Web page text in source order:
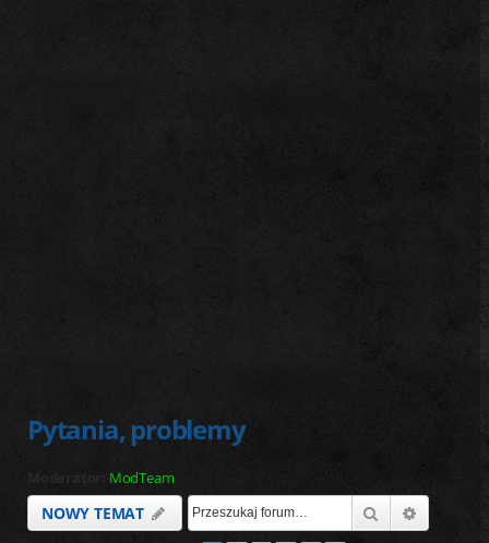
Pytania, problemy
ModTeam
NOWY TEMAT Szukaj